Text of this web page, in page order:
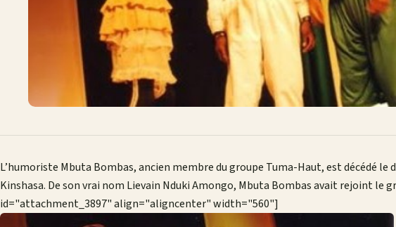
L’humoriste Mbuta Bombas, ancien membre du groupe Tuma-Haut, est décédé le
Kinshasa. De son vrai nom Lievain Nduki Amongo, Mbuta Bombas avait rejoint le
id="attachment_3897" align="aligncenter" width="560"]